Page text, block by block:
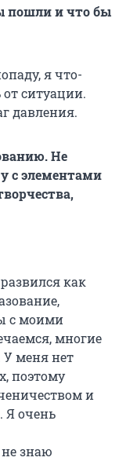
пошли и что бы
я что-
от ситуации.
давления.
Не
с элементами
как
с моими
многие
меня нет
поэтому
и
Я очень
знаю